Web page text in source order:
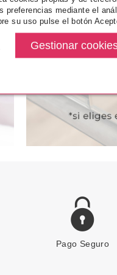
2.99€
Pago Seguro
preferencias mediante el
su uso pulse el botón